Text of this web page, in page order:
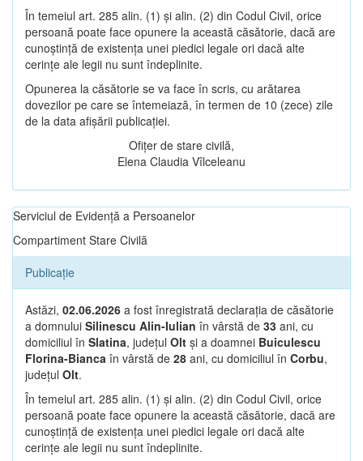
În temeiul art. 285 alin. (1) și alin. (2) din Codul Civil, orice
persoană poate face opunere la această căsătorie, dacă are
cunoștință de existența unei piedici legale ori dacă alte
cerințe ale legii nu sunt îndeplinite.
Opunerea la căsătorie se va face în scris, cu arătarea
dovezilor pe care se întemeiază, în termen de 10 (zece) zile
de la data afișării publicației.
Ofițer de stare civilă,
Elena Claudia Vîlceleanu
Serviciul de Evidență a Persoanelor
Compartiment Stare Civilă
Publicație
Astăzi, 02.06.2026 a fost înregistrată declarația de căsătorie
a domnului Silinescu Alin-Iulian în vârstă de 33 ani, cu
domiciliul în Slatina, județul Olt și a doamnei Buiculescu
Florina-Bianca în vârstă de 28 ani, cu domiciliul în Corbu,
județul Olt.
În temeiul art. 285 alin. (1) și alin. (2) din Codul Civil, orice
persoană poate face opunere la această căsătorie, dacă are
cunoștință de existența unei piedici legale ori dacă alte
cerințe ale legii nu sunt îndeplinite.